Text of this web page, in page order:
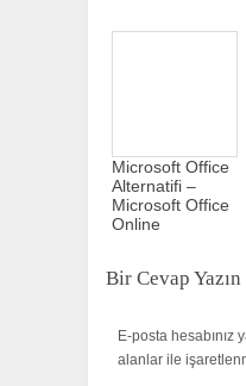
Microsoft Office
Alternatifi –
Microsoft Office
Online
Bir Cevap Yazın
E-posta hesabınız
alanlar ile